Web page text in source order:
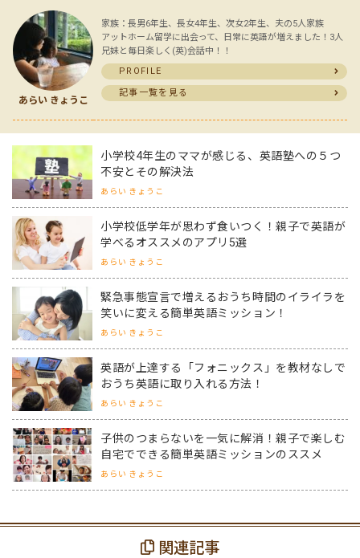
あらい きょうこ
家族：長男6年生、長女4年生、次女2年生、夫の5人家族
アットホーム留学に出会って、日常に英語が増えました！3人
兄妹と毎日楽しく(英)会話中！！
PROFILE
記事一覧を見る
小学校4年生のママが感じる、英語塾への５つ
不安とその解決法
あらい きょうこ
小学校低学年が思わず食いつく！親子で英語が
学べるオススメのアプリ5選
あらい きょうこ
緊急事態宣言で増えるおうち時間のイライラを
笑いに変える簡単英語ミッション！
あらい きょうこ
英語が上達する「フォニックス」を教材なしで
おうち英語に取り入れる方法！
あらい きょうこ
子供のつまらないを一気に解消！親子で楽しむ
自宅でできる簡単英語ミッションのススメ
あらい きょうこ
関連記事